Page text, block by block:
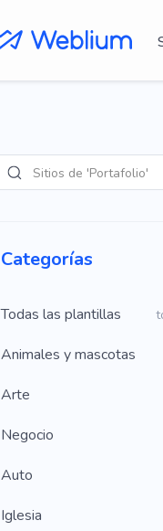
Búsqueda
Di
Categorías
Todas las plantillas
Animales y mascotas
Arte
Negocio
Auto
Iglesia